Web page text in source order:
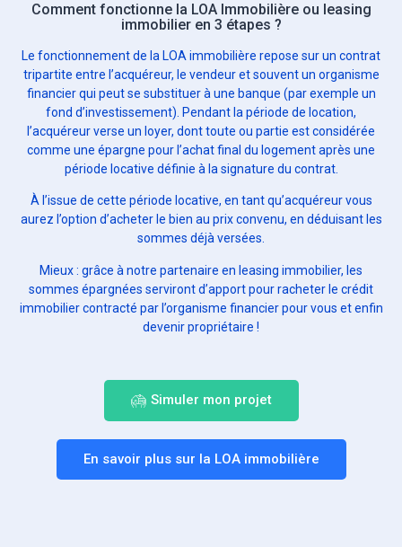
Comment fonctionne la LOA Immobilière ou leasing
immobilier en 3 étapes ?
Le fonctionnement de la LOA immobilière repose sur un contrat
tripartite entre l’acquéreur, le vendeur et souvent un organisme
financier qui peut se substituer à une banque (par exemple un
fond d’investissement). Pendant la période de location,
l’acquéreur verse un loyer, dont toute ou partie est considérée
comme une épargne pour l’achat final du logement après une
période locative définie à la signature du contrat.
À l’issue de cette période locative, en tant qu’acquéreur vous
aurez l’option d’acheter le bien au prix convenu, en déduisant les
sommes déjà versées.
Mieux : grâce à notre partenaire en leasing immobilier, les
sommes épargnées serviront d’apport pour racheter le crédit
immobilier contracté par l’organisme financier pour vous et enfin
devenir propriétaire !
Simuler mon projet
En savoir plus sur la LOA immobilière